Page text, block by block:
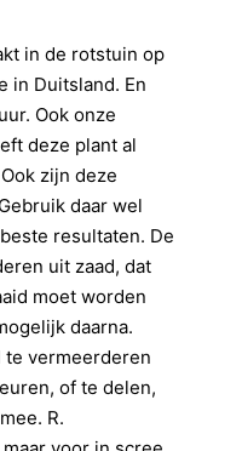
in de rotstuin op
in Duitsland. En
Ook onze
deze plant al
zijn deze
daar wel
resultaten. De
uit zaad, dat
moet worden
daarna.
te vermeerderen
of te delen,
R.